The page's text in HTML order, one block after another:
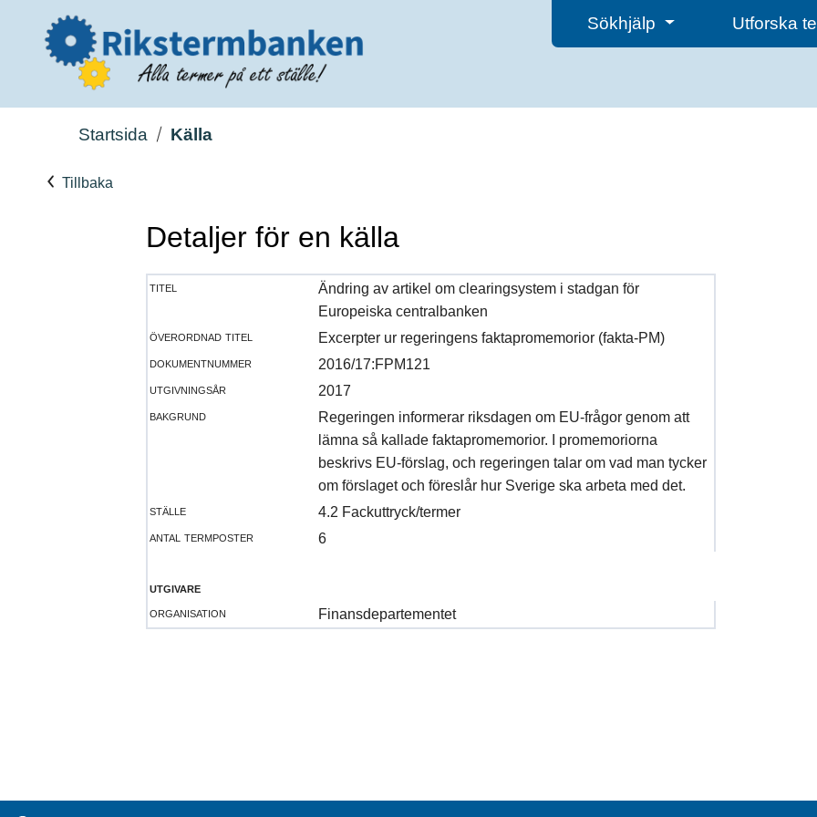
Sökhjälp Utforska
Startsida Källa
Tillbaka
Detaljer för en källa
titel
Ändring av artikel om clearingsystem i stadgan för
Europeiska centralbanken
överordnad titel
Excerpter ur regeringens faktapromemorior (fakta-PM)
dokumentnummer
2016/17:FPM121
utgivningsår
2017
bakgrund
Regeringen informerar riksdagen om EU-frågor genom att
lämna så kallade faktapromemorior. I promemoriorna
beskrivs EU-förslag, och regeringen talar om vad man tycker
om förslaget och föreslår hur Sverige ska arbeta med det.
ställe
4.2 Fackuttryck/termer
antal termposter
6
utgivare
organisation
Finansdepartementet